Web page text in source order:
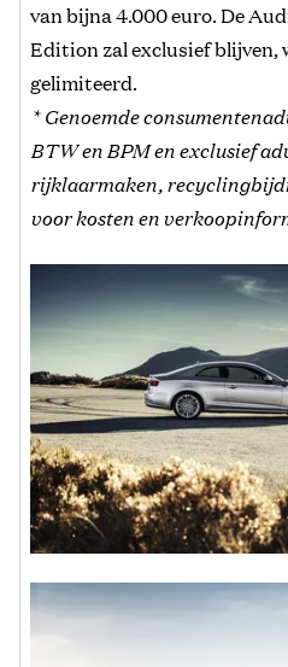
van bijna 4.000 euro. De
Edition zal exclusief blijven,
gelimiteerd.
* Genoemde
BTW en BPM en exclusief
rijklaarmaken,
voor kosten en